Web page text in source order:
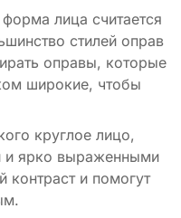
лица считается
стилей оправ
оправы, которые
широкие, чтобы
круглое лицо,
ярко выраженными
контраст и помогут